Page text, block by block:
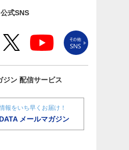
公式SNS
ジン 配信サービス
報をいち早くお届け！
メールマガジン